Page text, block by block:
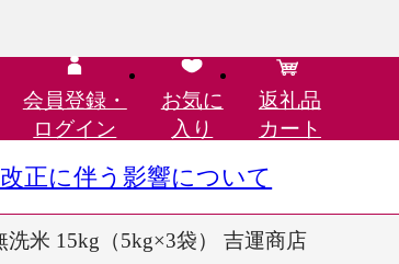
会員登録・
ログイン
お気に
入り
返礼品
カート
正に伴う影響について
洗米 15kg（5kg×3袋） 吉運商店